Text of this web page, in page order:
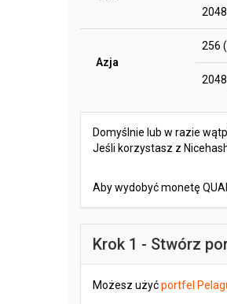
Azja
256
Domyślnie lub w razie
Jeśli korzystasz z
Aby wydobyć monetę
Krok 1 - Stwórz
Możesz użyćportfel